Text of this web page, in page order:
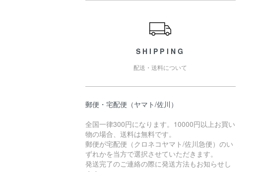
SHIPPING
配送・送料について
郵便・宅配便（ヤマト/佐川）
全国一律300円になります。10000円以上お買い
物の場合、送料は無料です。
郵便が宅配便（クロネコヤマト/佐川急便）のい
ずれかを当方で選択させていただきます。
発送完了のご連絡の際に発送方法もお知らせし